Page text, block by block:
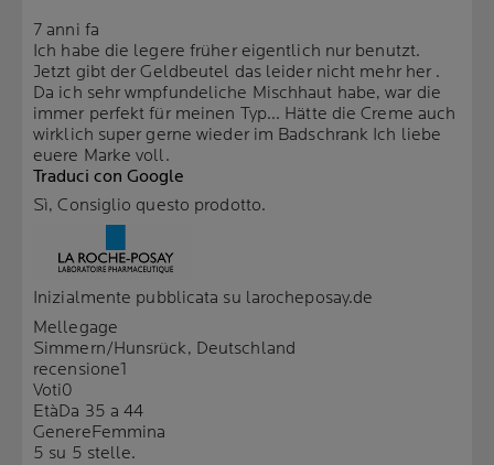
7 anni fa
Ich habe die legere früher eigentlich nur benutzt.
Jetzt gibt der Geldbeutel das leider nicht mehr her .
Da ich sehr wmpfundeliche Mischhaut habe, war die
immer perfekt für meinen Typ... Hätte die Creme auch
wirklich super gerne wieder im Badschrank Ich liebe
euere Marke voll.
Traduci con Google
Sì, Consiglio questo prodotto.
Inizialmente pubblicata su larocheposay.de
Mellegage
Simmern/Hunsrück, Deutschland
recensione1
Voti0
EtàDa 35 a 44
GenereFemmina
5 su 5 stelle.